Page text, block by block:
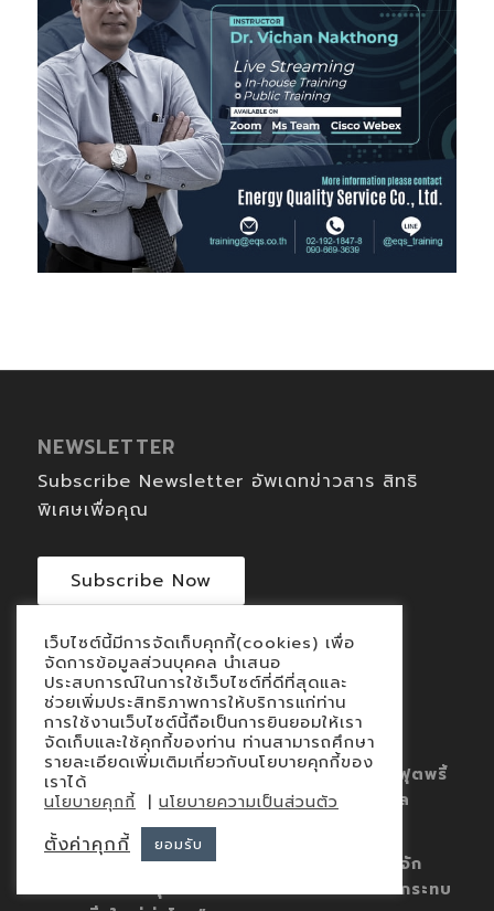
NEWSLETTER
Subscribe Newsletter อัพเดทข่าวสาร สิทธิ
พิเศษเพื่อคุณ
Subscribe Now
LATEST NEWS & ARTICLES
กระบวนการประเมินและทวนสอบคาร์บอนฟุตพริ้
นท์ขององค์กร (CFO) ตามมาตรฐานสากล
มกราคม 30, 2026 - 10:00 am
CFO คือก้าวแรกสู่ Net Zero “ทำความรู้จัก
คาร์บอนฟุตพริ้นท์: รอยเท้าเล็กๆ ที่ส่งผลกระทบ
เว็บไซต์นี้มีการจัดเก็บคุกกี้(cookies) เพื่อ
จัดการข้อมูลส่วนบุคคล นำเสนอ
ประสบการณ์ในการใช้เว็บไซต์ที่ดีที่สุดและ
ช่วยเพิ่มประสิทธิภาพการให้บริการแก่ท่าน
การใช้งานเว็บไซต์นี้ถือเป็นการยินยอมให้เรา
จัดเก็บและใช้คุกกี้ของท่าน ท่านสามารถศึกษา
รายละเอียดเพิ่มเติมเกี่ยวกับนโยบายคุกกี้ของ
เราได้
นโยบายคุกกี้ | นโยบายความเป็นส่วนตัว
ตั้งค่าคุกกี้ ยอมรับ